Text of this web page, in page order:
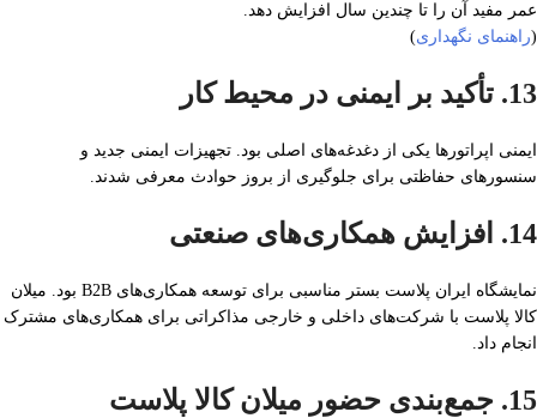
عمر مفید آن را تا چندین سال افزایش دهد.
(راهنمای نگهداری)
13. تأکید بر ایمنی در محیط کار
ایمنی اپراتورها یکی از دغدغه‌های اصلی بود. تجهیزات ایمنی جدید و
سنسورهای حفاظتی برای جلوگیری از بروز حوادث معرفی شدند.
14. افزایش همکاری‌های صنعتی
نمایشگاه ایران پلاست بستر مناسبی برای توسعه همکاری‌های B2B بود. میلان
کالا پلاست با شرکت‌های داخلی و خارجی مذاکراتی برای همکاری‌های مشترک
انجام داد.
15. جمع‌بندی حضور میلان کالا پلاست